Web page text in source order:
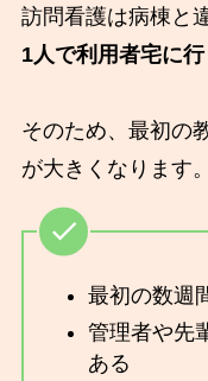
訪問看護は病棟と
1人で利用者宅に
そのため、最初の
が大きくなります。
最初の数週
管理者や先
ある